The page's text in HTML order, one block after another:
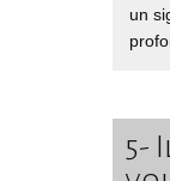
un
5-